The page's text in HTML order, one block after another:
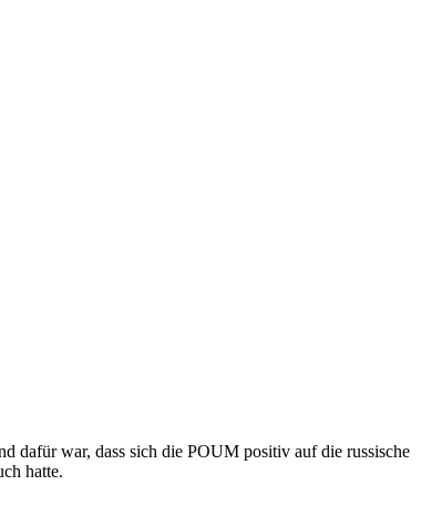
dafür war, dass sich die POUM positiv auf die russische
hatte.